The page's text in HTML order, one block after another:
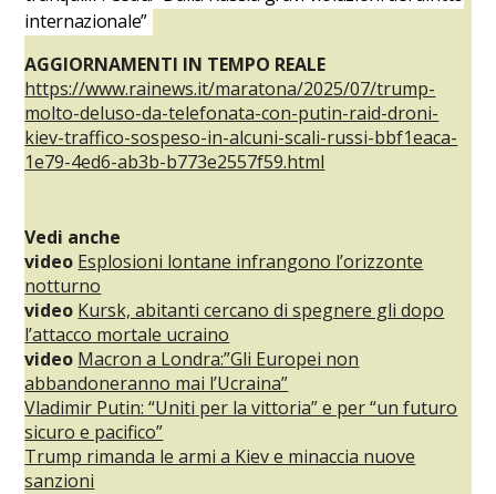
internazionale”
AGGIORNAMENTI IN TEMPO REALE
https://www.rainews.it/maratona/2025/07/trump-
molto-deluso-da-telefonata-con-putin-raid-droni-
kiev-traffico-sospeso-in-alcuni-scali-russi-bbf1eaca-
1e79-4ed6-ab3b-b773e2557f59.html
Vedi anche
video Esplosioni lontane infrangono l’orizzonte
notturno
video Kursk, abitanti cercano di spegnere gli dopo
l’attacco mortale ucraino
video Macron a Londra:”Gli Europei non
abbandoneranno mai l’Ucraina”
Vladimir Putin: “Uniti per la vittoria” e per “un futuro
sicuro e pacifico”
Trump rimanda le armi a Kiev e minaccia nuove
sanzioni